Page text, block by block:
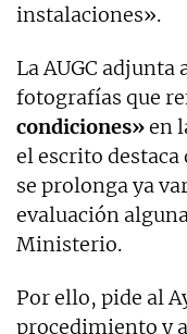
instalaciones».
La AUGC adjunta
fotografías que
condiciones»en
el escrito destaca
se prolonga ya
evaluación
Ministerio.
Por ello, pide al
procedimiento y